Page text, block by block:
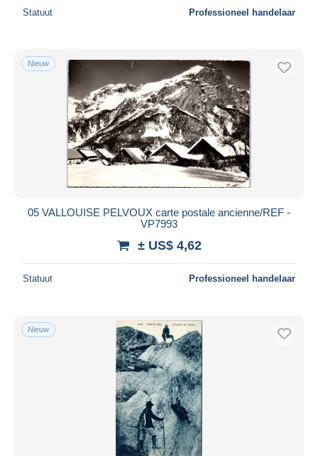
Statuut Professioneel handelaar
Nieuw
05 VALLOUISE PELVOUX carte postale ancienne/REF -
VP7993
± US$ 4,62
Statuut Professioneel handelaar
Nieuw